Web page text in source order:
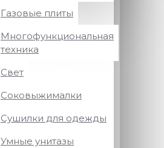
Газовые плиты
Многофункциональная
техника
Свет
Соковыжималки
Сушилки для одежды
Умные унитазы